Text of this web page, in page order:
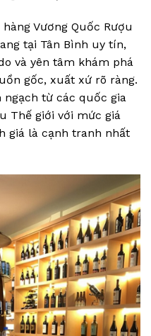
Vương Quốc Rượu
tại Tân Bình uy tín,
và yên tâm khám phá
gốc, xuất xứ rõ ràng.
từ các quốc gia
Thế giới với mức giá
giá là cạnh tranh nhất